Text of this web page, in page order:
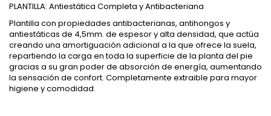
PLANTILLA: Antiestática Completa y Antibacteriana
Plantilla con propiedades antibacterianas, antihongos y
antiestáticas de 4,5mm. de espesor y alta densidad, que actúa
creando una amortiguación adicional a la que ofrece la suela,
repartiendo la carga en toda la superficie de la planta del pie
gracias a su gran poder de absorción de energía, aumentando
la sensación de confort. Completamente extraible para mayor
higiene y comodidad.